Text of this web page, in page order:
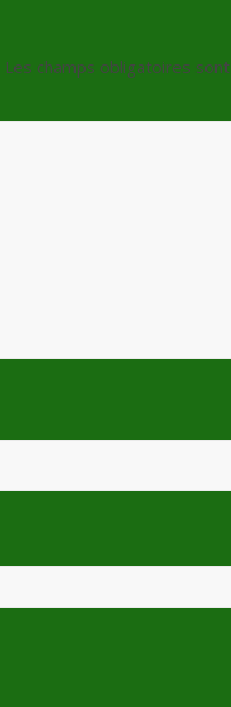
Les champs obligatoires